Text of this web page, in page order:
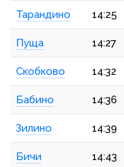
Тарандино 14:25
Пуща 14:27
Скобково 14:32
Бабино 14:36
Зилино 14:39
Бичи 14:43